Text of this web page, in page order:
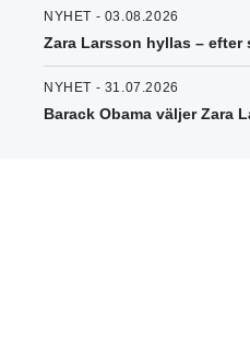
NYHET - 03.08.2026
Zara Larsson hyllas – efter
NYHET - 31.07.2026
Barack Obama väljer Zara